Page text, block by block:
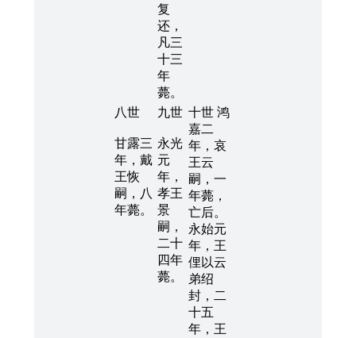
复
还，
凡三
十三
年
薨。
八世
甘露三
年，戴
王恢
嗣，八
年薨。
九世
永光
元
年，
孝王
景
嗣，
二十
四年
薨。
十世 鸿
嘉二
年，哀
王云
嗣，一
年薨，
亡后。
永始元
年，王
俚以云
弟绍
封，二
十五
年，王